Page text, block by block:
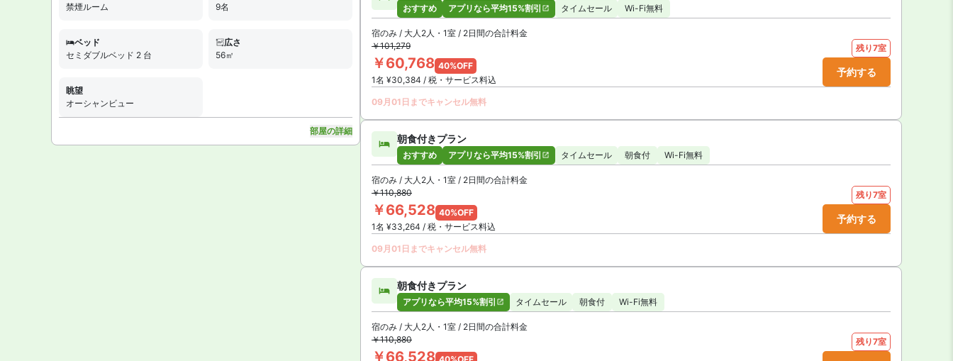
禁煙ルーム
9名
ベッド
セミダブルベッド 2 台
広さ
56㎡
眺望
オーシャンビュー
部屋の詳細
おすすめ アプリなら平均15%割引 タイムセール Wi-Fi無料
宿のみ / 大人2人・1室 / 2日間の合計料金
￥101,279
￥60,768 40%OFF
1名 ¥30,384 / 税・サービス料込
残り7室
予約する
09月01日までキャンセル無料
朝食付きプラン
おすすめ アプリなら平均15%割引 タイムセール 朝食付 Wi-Fi無料
宿のみ / 大人2人・1室 / 2日間の合計料金
￥110,880
￥66,528 40%OFF
1名 ¥33,264 / 税・サービス料込
残り7室
予約する
09月01日までキャンセル無料
朝食付きプラン
アプリなら平均15%割引 タイムセール 朝食付 Wi-Fi無料
宿のみ / 大人2人・1室 / 2日間の合計料金
￥110,880
￥66,528
残り7室